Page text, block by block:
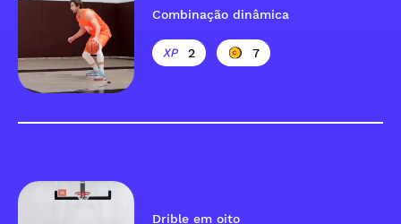
Combinação dinâmica
2 7
Drible em oito